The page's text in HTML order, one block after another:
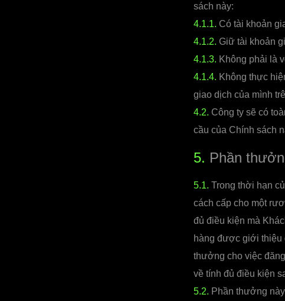
sách này:
4.1.1. Có tài khoản
4.1.2. Giữ tài khoản
4.1.3. Không phải là
4.1.4. Không thực
giao dịch của mình
4.2. Công ty sẽ có
cầu của Chính sách
5. Phần
5.1. Trong thời hạn
cách cấp cho một
đủ điều kiện mà
hàng được giới thiệu
thưởng cho việc
về tính đủ điều kiện
5.2. Phần thưởng